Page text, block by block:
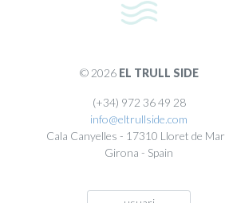
© 2026 EL TRULL SIDE
(+34) 972 36 49 28
info@eltrullside.com
Cala Canyelles - 17310 Lloret de Mar
Girona - Spain